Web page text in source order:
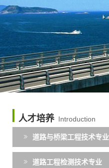
人才培养 Introduction
道路与桥梁工程技术专业
道路工程检测技术专业